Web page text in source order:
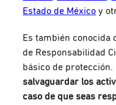
Estado de México y
Es también conocida
de Responsabilidad
básico de
salvaguardar los
caso de que seas